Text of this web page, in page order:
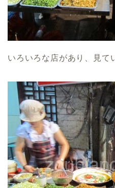
いろいろな店があり、見て